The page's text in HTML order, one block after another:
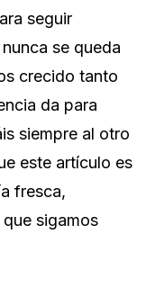
seguir
se queda
crecido tanto
da para
siempre al otro
este artículo es
fresca,
sigamos